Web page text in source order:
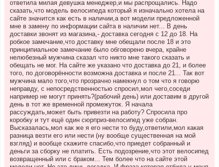
ответила милая девушка менеджер,и мы распрощались. Надо
сказать,что модель велосипеда который я изначально хотела на
сайте значится как есть в наличии,а вот модели предложенной
мне в замену по информации сайта в наличии нет... В день
доставки звонят из магазина,- доставка сегодня с 12 до 18. На
робкое замечание,что доставку мне обещали после 18 и это
принципиальное замечание было обговорено вчера, крайне
нелюбезный мужчина сказал что никто мне такого сказать и
обещать не мог. На сайте же указано что доставка до 21, и более
того, по договорённости возможна доставка и после 21... Так вот
мужчина мало того,что прозрачно намекнул о том что я говорю
неправду, с непосредственностью спросил,мол чего,соседи
например не могут принять?(рабочий день) или доставим в другой
день в тот же временной промежуток. Я начала
рассуждать,может быть привезти на работу? Спросила про
коробку и тут ещё один сюрприз-велосипед уже собран.
Высказалась,мол как же я его нести то буду,ответили,мол какая
разница везти его или нести (ну вообще существенная на мой
взгляд) и вообще скажите спасибо,что приедет собранный и
деньги за сборку не платить. Есть подозрение,что этот велосипед
возвращенный или с браком... Тем более что на сайте этой